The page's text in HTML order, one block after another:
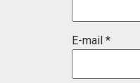
E-mail *